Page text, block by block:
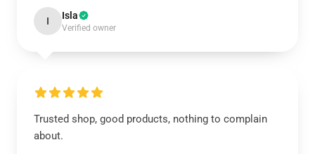
I Isla
Verified owner
Trusted shop, good products, nothing to complain
about.